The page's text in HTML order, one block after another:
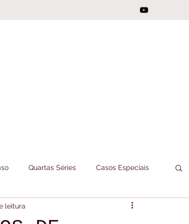
Quartas Séries Casos Especiais
Itens do Canal Joici Responde
leitura